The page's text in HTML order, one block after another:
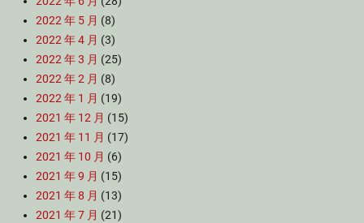
2022 年 5 月 (8)
2022 年 4 月 (3)
2022 年 3 月 (25)
2022 年 2 月 (8)
2022 年 1 月 (19)
2021 年 12 月 (15)
2021 年 11 月 (17)
2021 年 10 月 (6)
2021 年 9 月 (15)
2021 年 8 月 (13)
2021 年 7 月 (21)